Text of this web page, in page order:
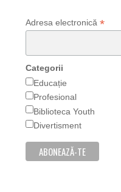
Adresa electronică *
Categorii
Educație
Profesional
Biblioteca Youth
Divertisment